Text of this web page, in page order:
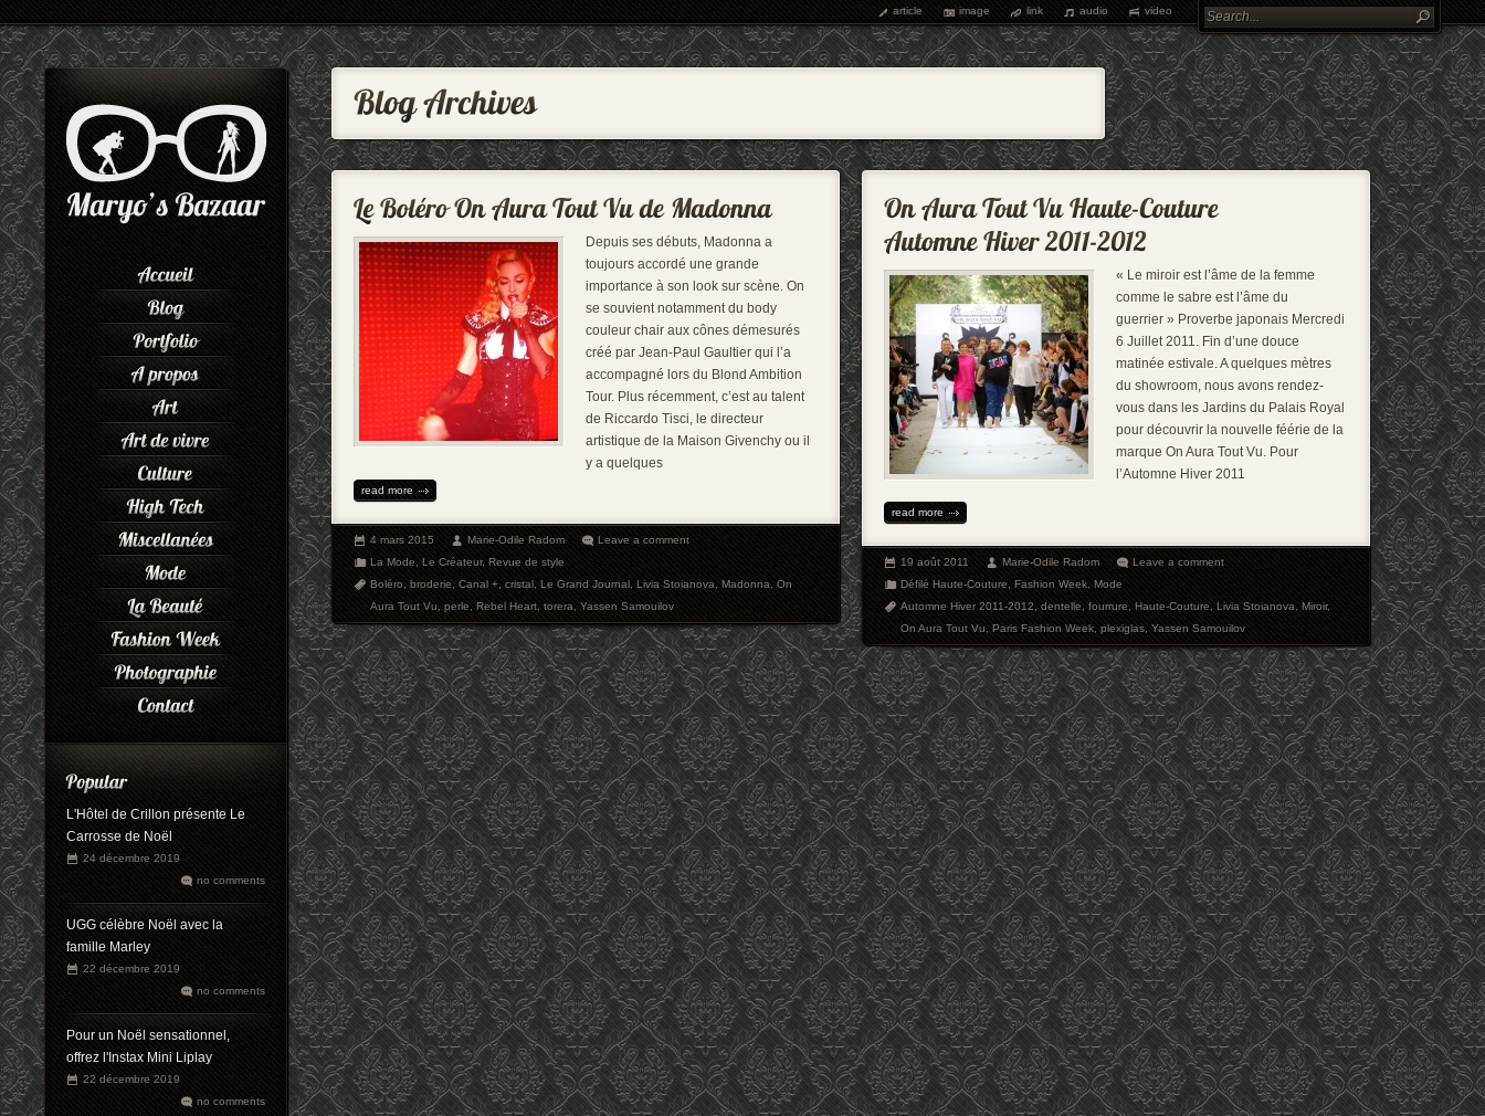
article image link audio video
L'Hôtel de Crillon présente Le
Carrosse de Noël
24 décembre 2019
no comments
UGG célèbre Noël avec la
famille Marley
22 décembre 2019
no comments
Pour un Noël sensationnel,
offrez l'Instax Mini Liplay
22 décembre 2019
no comments
Depuis ses débuts, Madonna a
toujours accordé une grande
importance à son look sur scène. On
se souvient notamment du body
couleur chair aux cônes démesurés
créé par Jean-Paul Gaultier qui l’a
accompagné lors du Blond Ambition
Tour. Plus récemment, c’est au talent
de Riccardo Tisci, le directeur
artistique de la Maison Givenchy ou il
y a quelques
read more
4 mars 2015 Marie-Odile Radom
Leave a comment
La Mode,Le Créateur,Revue de style
Boléro,broderie,Canal +,cristal,Le Grand Journal,Livia Stoianova,Madonna,On
Aura Tout Vu,perle,Rebel Heart,torera,Yassen Samouilov
« Le miroir est l’âme de la femme
comme le sabre est l’âme du
guerrier » Proverbe japonais Mercredi
6 Juillet 2011. Fin d’une douce
matinée estivale. A quelques mètres
du showroom, nous avons rendez-
vous dans les Jardins du Palais Royal
pour découvrir la nouvelle féérie de la
marque On Aura Tout Vu. Pour
l’Automne Hiver 2011
read more
19 août 2011 Marie-Odile Radom
Leave a comment
Défilé Haute-Couture,Fashion Week,Mode
Automne Hiver 2011-2012,dentelle,fourrure,Haute-Couture,Livia Stoianova,Miroir,
On Aura Tout Vu,Paris Fashion Week,plexiglas,Yassen Samouilov